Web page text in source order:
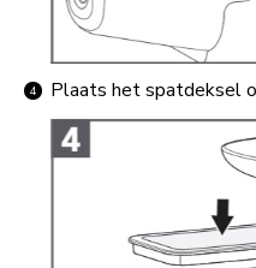
Plaats het spatdeksel